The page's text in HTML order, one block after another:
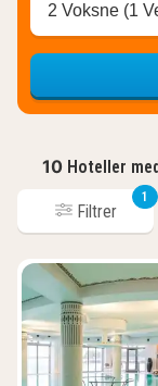
2 Voksne (1
10 Hoteller
Filtrer
1